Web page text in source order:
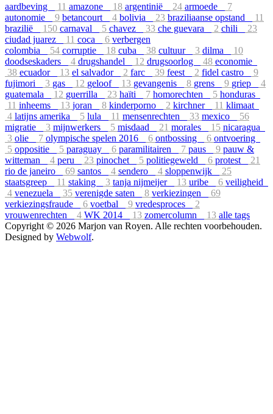
aardbeving 11 amazone 18 argentinië 24 armoede
7
autonomie
9 betancourt 4 bolivia 23 braziliaanse opstand
11
brazilië
150 carnaval 5 chavez 33 che guevara 2 chili
23
ciudad juarez
11 coca 6 verbergen
colombia
54 corruptie 18 cuba 38 cultuur 3 dilma
10
doodseskaders
4 drugshandel 12 drugsoorlog 48 economie
38 ecuador 13 el salvador 2 farc 39 feest 2 fidel castro
9
fujimori
3 gas 12 geloof 13 gevangenis 8 grens 9 griep
4
guatemala
12 guerrilla 23 haïti 7 homorechten 5 honduras
11 inheems 13 joran 8 kinderporno 2 kirchner 11 klimaat
4 latijns amerika 5 lula 11 mensenrechten 33 mexico
56
migratie
3 mijnwerkers 5 misdaad 21 morales 15 nicaragua
3 olie 7 olympische spelen 2016 6 ontbossing 6 ontvoering
5 oppositie 5 paraguay 6 paramilitairen 7 paus 9 pauw &
witteman
4 peru 23 pinochet 5 politiegeweld 6 protest
21
rio de janeiro
69 santos 4 sendero 4 sloppenwijk
25
staatsgreep
11 staking 3 tanja nijmeijer 13 uribe 6 veiligheid
4 venezuela 35 verenigde saten 8 verkiezingen
69
verkiezingsfraude
6 voetbal 9 vredesproces
2
vrouwenrechten
4 WK 2014 13 zomercolumn 13 alle tags
Copyright © 2026 Marjon van Royen. Alle rechten voorbehouden.
Designed by Webwolf.